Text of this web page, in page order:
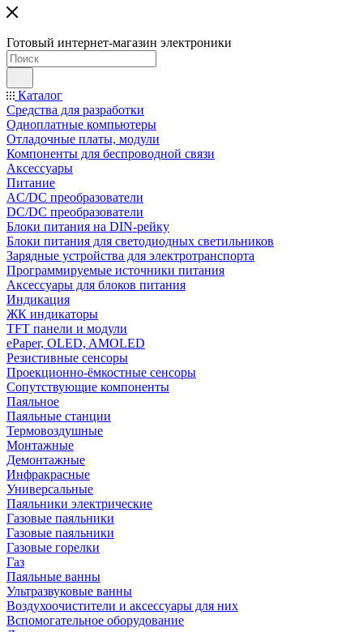
Готовый интернет-магазин электроники
Каталог
Средства для разработки
Одноплатные компьютеры
Отладочные платы, модули
Компоненты для беспроводной связи
Аксессуары
Питание
AC/DC преобразователи
DC/DC преобразователи
Блоки питания на DIN-рейку
Блоки питания для светодиодных светильников
Зарядные устройства для электротранспорта
Программируемые источники питания
Аксессуары для блоков питания
Индикация
ЖК индикаторы
TFT панели и модули
ePaper, OLED, AMOLED
Резистивные сенсоры
Проекционно-ёмкостные сенсоры
Сопутствующие компоненты
Паяльное
Паяльные станции
Термовоздушные
Монтажные
Демонтажные
Инфракрасные
Универсальные
Паяльники электрические
Газовые паяльники
Газовые паяльники
Газовые горелки
Газ
Паяльные ванны
Ультразвуковые ванны
Воздухоочистители и аксессуары для них
Вспомогательное оборудование